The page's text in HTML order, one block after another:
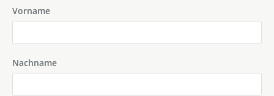
Vorname
Nachname